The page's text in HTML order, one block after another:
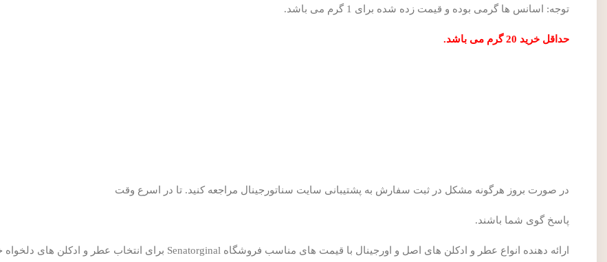
توجه: اسانس ها گرمی بوده و قیمت زده شده برای 1 گرم می باشد.
حداقل خرید 20 گرم می باشد.
در صورت بروز هرگونه مشکل در ثبت سفارش به پشتیبانی سایت سناتورجینال مراجعه کنید. تا در اسرع وقت
پاسخ گوی شما باشند.
ارائه دهنده انواع عطر و ادکلن های اصل و اورجینال با قیمت های مناسب فروشگاه Senatorginal برای انتخاب عطر و ادکلن های دلخواه خود همراهی می کند.